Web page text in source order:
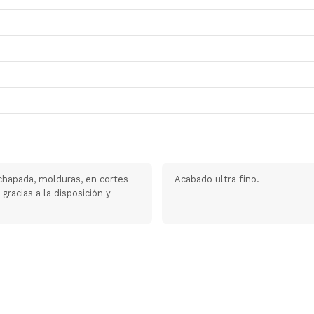
molduras, en cortes
a la disposición y
Acabado ultra fino.